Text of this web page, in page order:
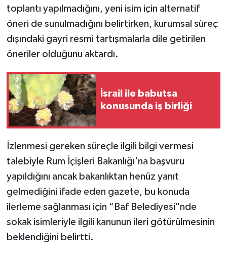
toplantı yapılmadığını, yeni isim için alternatif
öneri de sunulmadığını belirtirken, kurumsal süreç
dışındaki gayri resmi tartışmalarla dile getirilen
önerilerolduğunu aktardı.
İsrail ile babutsa
konusunda iş birliği
İzlenmesi gereken süreçle ilgili bilgi vermesi
talebiyle Rum İçişleri Bakanlığı'na başvuru
yapıldığını ancak bakanlıktan henüz yanıt
gelmediğini ifade eden gazete, bu konuda
ilerleme sağlanması için “Baf Belediyesi"nde
sokak isimleriyle ilgili kanunun ileri götürülmesinin
beklendiğini belirtti.